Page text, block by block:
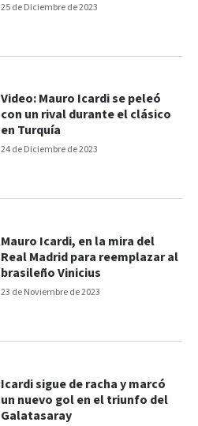
25 de Diciembre de 2023
24 de Diciembre de 2023
Video: Mauro Icardi se peleó
con un rival durante el clásico
en Turquía
23 de Noviembre de 2023
Mauro Icardi, en la mira del
Real Madrid para reemplazar al
brasileño Vinicius
Icardi sigue de racha y marcó
un nuevo gol en el triunfo del
Galatasaray